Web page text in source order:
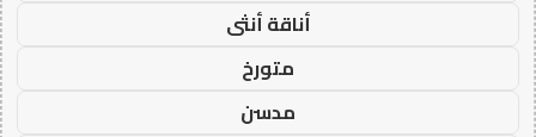
أناقة أنثى
متورخ
مدسن